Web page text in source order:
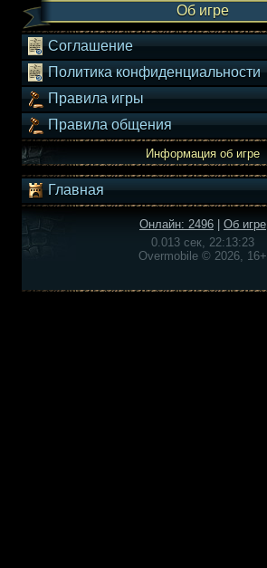
Об игре
Соглашение
Политика конфиденциальности
Правила игры
Правила общения
Информация об игре
Главная
Онлайн: 2496
Об игре
0.013 сек, 22:13:23
Overmobile © 2026, 16+